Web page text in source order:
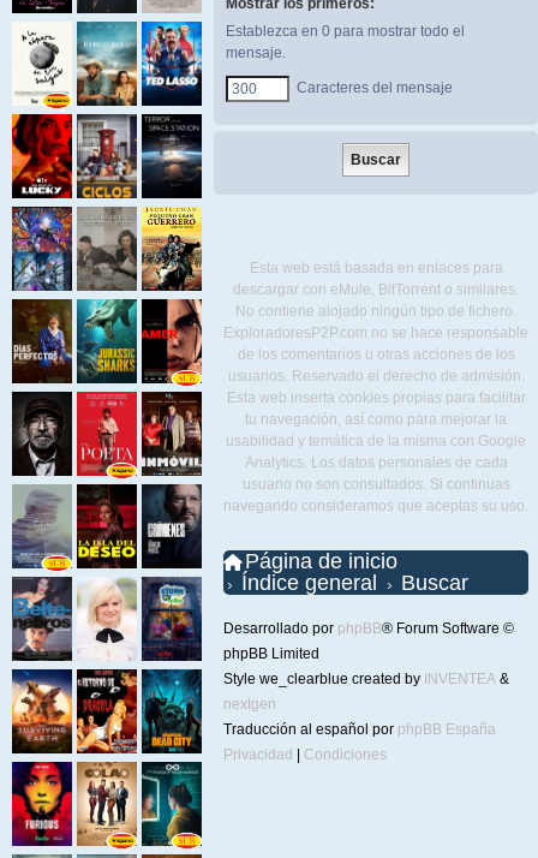
Mostrar los primeros:
Establezca en 0 para mostrar todo el
mensaje.
Caracteres del mensaje
Esta web está basada en enlaces para
descargar con eMule, BitTorrent o similares.
No contiene alojado ningún tipo de fichero.
ExploradoresP2P.com no se hace responsable
de los comentarios u otras acciones de los
usuarios. Reservado el derecho de admisión.
Esta web inserta cookies propias para facilitar
tu navegación, así como para mejorar la
usabilidad y temática de la misma con Google
Analytics. Los datos personales de cada
usuario no son consultados. Si continuas
navegando consideramos que aceptas su uso.
Página de inicio
Índice general
Buscar
Desarrollado por phpBB® Forum Software ©
phpBB Limited
Style we_clearblue created by INVENTEA &
nextgen
Traducción al español por phpBB España
Privacidad
Condiciones